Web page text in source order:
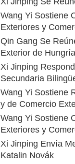
Wang Yi Sostiene
Exteriores y
Qin Gang Se
Exterior de
Xi Jinping
Secundaria
Wang Yi Sostiene
y de Comercio
Wang Yi Sostiene
Exteriores y
Xi Jinping Envía
Katalin Novák